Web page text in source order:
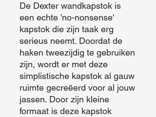
De Dexter wandkapstok is
een echte 'no-nonsense'
kapstok die zijn taak erg
serieus neemt. Doordat de
haken tweezijdig te gebruiken
zijn, wordt er met deze
simplistische kapstok al gauw
ruimte gecreëerd voor al jouw
jassen. Door zijn kleine
formaat is deze kapstok